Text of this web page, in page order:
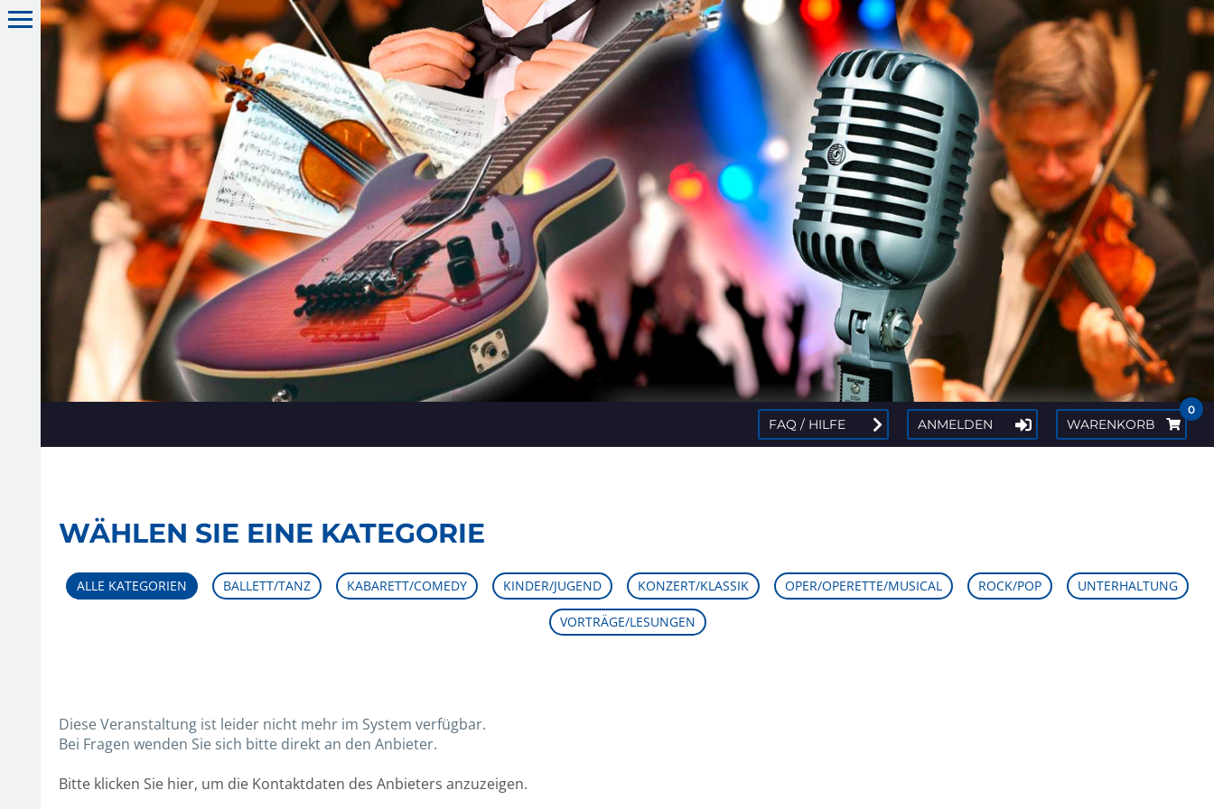
FAQ / HILFE ANMELDEN WARENKORB
0
WÄHLEN SIE EINE KATEGORIE
Diese Veranstaltung ist leider nicht mehr im System verfügbar.
Bei Fragen wenden Sie sich bitte direkt an den Anbieter.
Bitte klicken Sie hier, um die Kontaktdaten des Anbieters anzuzeigen.